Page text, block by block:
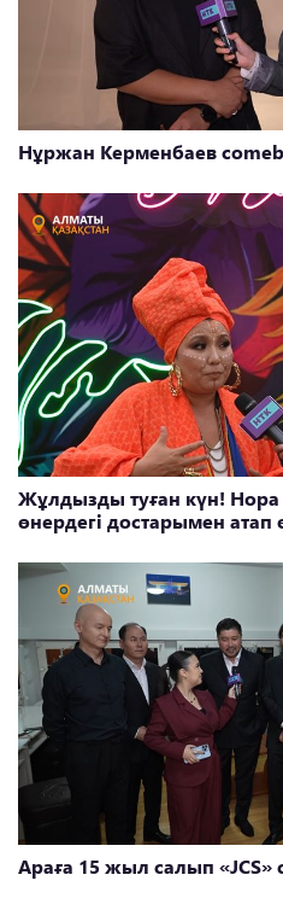
Нұржан Керменбаев
Жұлдызды туған күн!
өнердегі достарымен атап
Араға 15 жыл салып «JCS»